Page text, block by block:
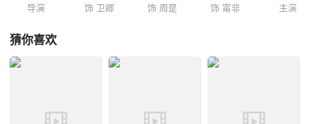
导演 饰 卫卿 饰 周是 饰 甯非 主演
猜你喜欢